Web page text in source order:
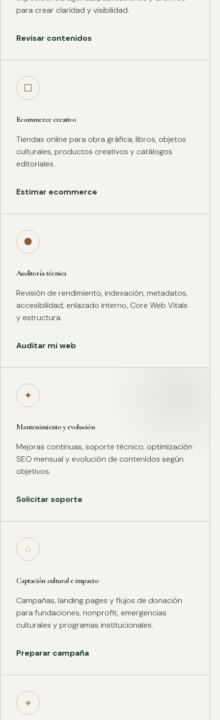
para crear claridad y visibilidad.
Revisar contenidos
□
Ecommerce creativo
Tiendas online para obra gráfica, libros, objetos
culturales, productos creativos y catálogos
editoriales.
Estimar ecommerce
●
Auditoría técnica
Revisión de rendimiento, indexación, metadatos,
accesibilidad, enlazado interno, Core Web Vitals
y estructura.
Auditar mi web
✦
Mantenimiento y evolución
Mejoras continuas, soporte técnico, optimización
SEO mensual y evolución de contenidos según
objetivos.
Solicitar soporte
◌
Captación cultural e impacto
Campañas, landing pages y flujos de donación
para fundaciones, nonprofit, emergencias
culturales y programas institucionales.
Preparar campaña
⌖